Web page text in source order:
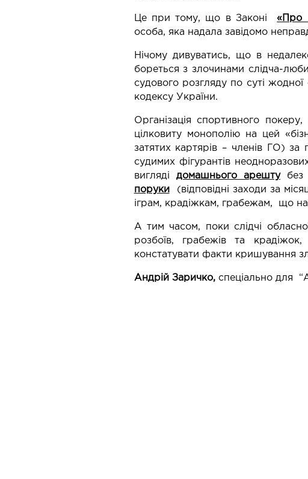
Це при тому, що в Законі«Про
особа, яка надала завідомо
Нічому дивуватись, що в
бореться з злочинами слідча-
судового розгляду по суті
кодексу України.
Організація спортивного
цілковиту монополію на цей
затятих картярів – членів ГО)
судимих фігурантів
вигляді домашнього арешту без
поруки(відповідні заходи за
іграм, крадіжкам, грабежам, що
А тим часом, поки слідчі
розбоїв, грабежів та
констатувати факти кришування
Андрій Заричко, спеціально для